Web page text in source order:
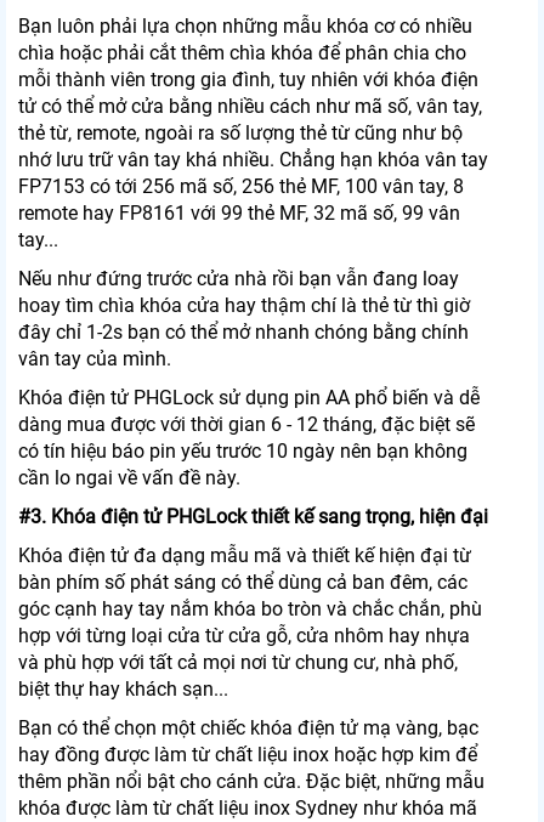
Bạn luôn phải lựa chọn những mẫu khóa cơ có nhiều
chìa hoặc phải cắt thêm chìa khóa để phân chia cho
mỗi thành viên trong gia đình, tuy nhiên với khóa điện
tử có thể mở cửa bằng nhiều cách như mã số, vân tay,
thẻ từ, remote, ngoài ra số lượng thẻ từ cũng như bộ
nhớ lưu trữ vân tay khá nhiều. Chẳng hạn khóa vân tay
FP7153 có tới 256 mã số, 256 thẻ MF, 100 vân tay, 8
remote hay FP8161 với 99 thẻ MF, 32 mã số, 99 vân
tay...
Nếu như đứng trước cửa nhà rồi bạn vẫn đang loay
hoay tìm chìa khóa cửa hay thậm chí là thẻ từ thì giờ
đây chỉ 1-2s bạn có thể mở nhanh chóng bằng chính
vân tay của mình.
Khóa điện tử PHGLock sử dụng pin AA phổ biến và dễ
dàng mua được với thời gian 6 - 12 tháng, đặc biệt sẽ
có tín hiệu báo pin yếu trước 10 ngày nên bạn không
cần lo ngai về vấn đề này.
#3. Khóa điện tử PHGLock thiết kế sang trọng, hiện đại
Khóa điện tử đa dạng mẫu mã và thiết kế hiện đại từ
bàn phím số phát sáng có thể dùng cả ban đêm, các
góc cạnh hay tay nắm khóa bo tròn và chắc chắn, phù
hợp với từng loại cửa từ cửa gỗ, cửa nhôm hay nhựa
và phù hợp với tất cả mọi nơi từ chung cư, nhà phố,
biệt thự hay khách sạn...
Bạn có thể chọn một chiếc khóa điện tử mạ vàng, bạc
hay đồng được làm từ chất liệu inox hoặc hợp kim để
thêm phần nổi bật cho cánh cửa. Đặc biệt, những mẫu
khóa được làm từ chất liệu inox Sydney như khóa mã